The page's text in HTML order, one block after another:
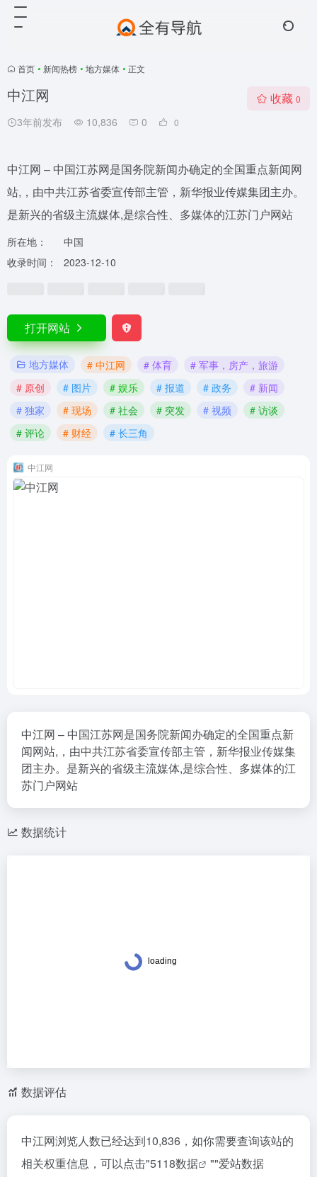
首页 • 新闻热榜 • 地方媒体 • 正文
中江网
3年前发布 10,836 0 0
收藏 0
中江网 – 中国江苏网是国务院新闻办确定的全国重点新闻网
站,，由中共江苏省委宣传部主管，新华报业传媒集团主办。
是新兴的省级主流媒体,是综合性、多媒体的江苏门户网站
所在地：
中国
收录时间：
2023-12-10
打开网站
地方媒体 # 中江网 # 体育
# 军事，房产，旅游
# 原创
# 图片 # 娱乐 # 报道 # 政务
# 新闻
# 独家
# 现场 # 社会 # 突发 # 视频
# 访谈
# 评论
# 财经 # 长三角
中江网
中江网 – 中国江苏网是国务院新闻办确定的全国重点新
闻网站,，由中共江苏省委宣传部主管，新华报业传媒集
团主办。是新兴的省级主流媒体,是综合性、多媒体的江
苏门户网站
数据统计
数据评估
中江网浏览人数已经达到10,836，如你需要查询该站的
相关权重信息，可以点击"5118数据 ""爱站数据